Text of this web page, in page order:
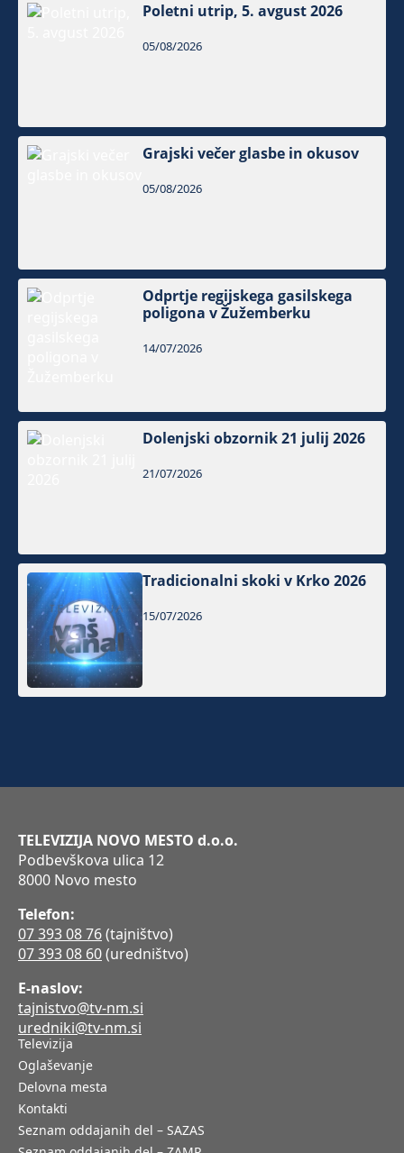
Poletni utrip, 5. avgust 2026
05/08/2026
Grajski večer glasbe in okusov
05/08/2026
Odprtje regijskega gasilskega
poligona v Žužemberku
14/07/2026
Dolenjski obzornik 21 julij 2026
21/07/2026
Tradicionalni skoki v Krko 2026
15/07/2026
TELEVIZIJA NOVO MESTO d.o.o.
Podbevškova ulica 12
8000 Novo mesto
Telefon:
07 393 08 76(tajništvo)
07 393 08 60(uredništvo)
E-naslov:
tajnistvo@tv-nm.si
uredniki@tv-nm.si
Televizija
Oglaševanje
Delovna mesta
Kontakti
Seznam oddajanih del – SAZAS